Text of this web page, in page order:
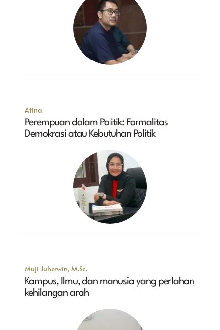
Atina
Perempuan dalam Politik: Formalitas
Demokrasi atau Kebutuhan Politik
Muji Juherwin, M.Sc.
Kampus, Ilmu, dan manusia yang perlahan
kehilangan arah